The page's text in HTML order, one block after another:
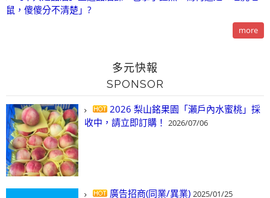
鼠，傻傻分不清楚」?
more
多元快報
SPONSOR
2026 梨山銘果園「瀨戶內水蜜桃」採
收中，請立即訂購！ 2026/07/06
廣告招商(同業/異業) 2025/01/25